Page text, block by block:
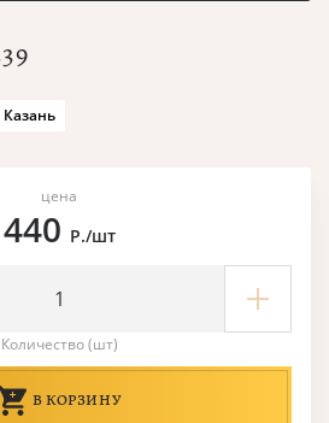
цена
440 Р./шт
Количество (шт)
В КОРЗИНУ